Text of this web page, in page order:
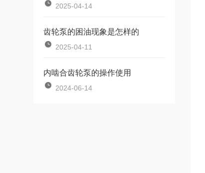
2025-04-14
齿轮泵的困油现象是怎样的
2025-04-11
内啮合齿轮泵的操作使用
2024-06-14